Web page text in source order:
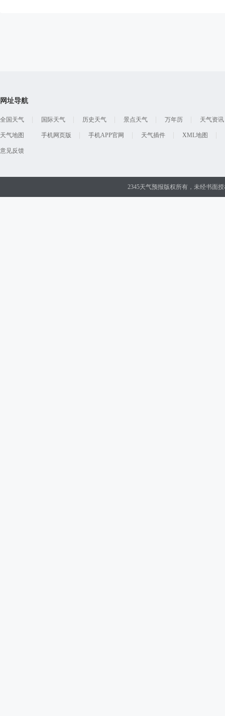
网址导航
全国天气 国际天气 历史天气 景点天气 万年历 天气资讯
天气地图 手机网页版 手机APP官网 天气插件 XML地图
意见反馈
2345天气预报版权所有，未经书面